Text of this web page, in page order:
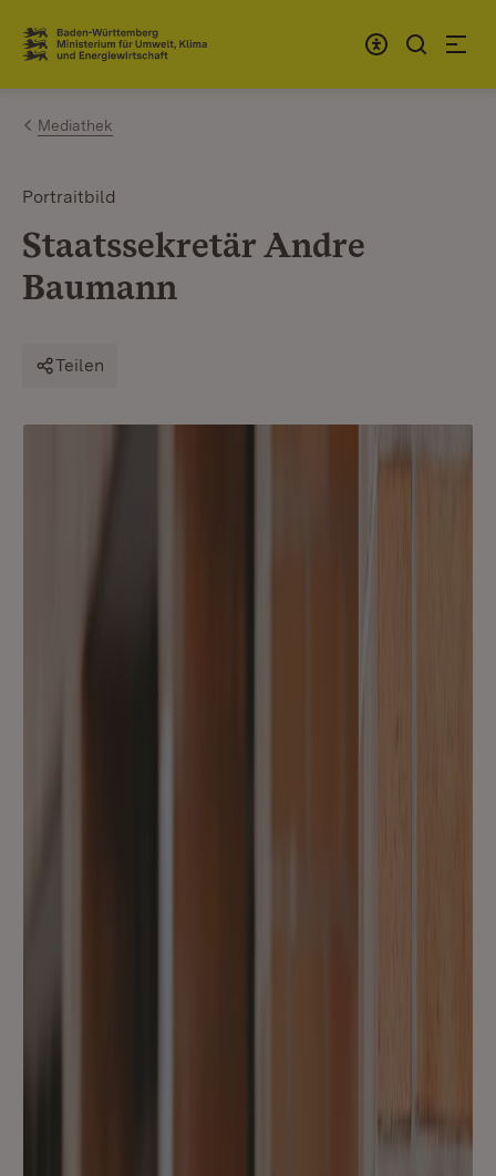
Zum Inhalt springen
Link zur Startseite
Mediathek
Portraitbild
Staatssekretär Andre
Baumann
Teilen